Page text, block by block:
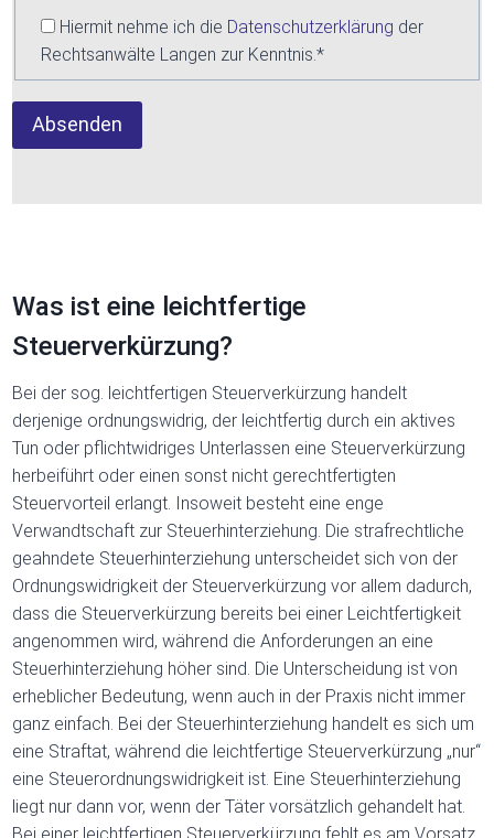
Hiermit nehme ich die Datenschutzerklärung der
Rechtsanwälte Langen zur Kenntnis.*
Absenden
Was ist eine leichtfertige
Steuerverkürzung?
Bei der sog. leichtfertigen Steuerverkürzung handelt
derjenige ordnungswidrig, der leichtfertig durch ein aktives
Tun oder pflichtwidriges Unterlassen eine Steuerverkürzung
herbeiführt oder einen sonst nicht gerechtfertigten
Steuervorteil erlangt. Insoweit besteht eine enge
Verwandtschaft zur Steuerhinterziehung. Die strafrechtliche
geahndete Steuerhinterziehung unterscheidet sich von der
Ordnungswidrigkeit der Steuerverkürzung vor allem dadurch,
dass die Steuerverkürzung bereits bei einer Leichtfertigkeit
angenommen wird, während die Anforderungen an eine
Steuerhinterziehung höher sind. Die Unterscheidung ist von
erheblicher Bedeutung, wenn auch in der Praxis nicht immer
ganz einfach. Bei der Steuerhinterziehung handelt es sich um
eine Straftat, während die leichtfertige Steuerverkürzung „nur“
eine Steuerordnungswidrigkeit ist. Eine Steuerhinterziehung
liegt nur dann vor, wenn der Täter vorsätzlich gehandelt hat.
Bei einer leichtfertigen Steuerverkürzung fehlt es am Vorsatz.